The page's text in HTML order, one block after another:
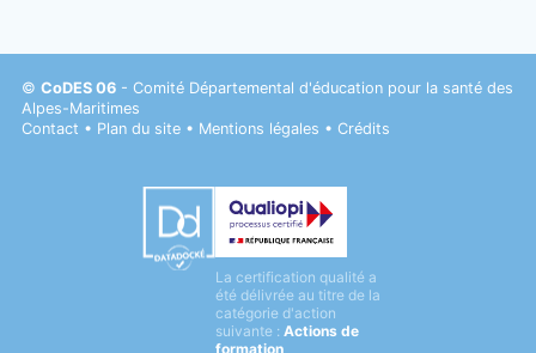
© CoDES 06- Comité Départemental d'éducation pour la santé des
Alpes-Maritimes
Contact • Plan du site• Mentions légales • Crédits
Datadock
Qualiopi
La certification qualité a
été délivrée au titre de la
catégorie d'action
suivante : Actions de
formation